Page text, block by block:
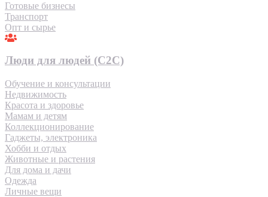
Готовые бизнесы
Транспорт
Опт и сырье
Люди для людей (С2С)
Обучение и консультации
Недвижимость
Красота и здоровье
Мамам и детям
Коллекционирование
Гаджеты, электроника
Хобби и отдых
Животные и растения
Для дома и дачи
Одежда
Личные вещи